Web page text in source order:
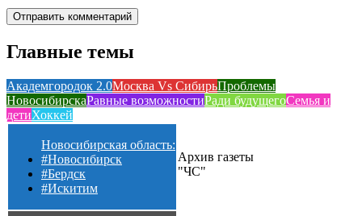
Главные темы
Академгородок 2.0Москва Vs СибирьПроблемы
НовосибирскаРавные возможностиРади будущегоСемья и
детиХоккей
Новосибирская область:
#Новосибирск
#Бердск
#Искитим
Архив газеты
"ЧС"